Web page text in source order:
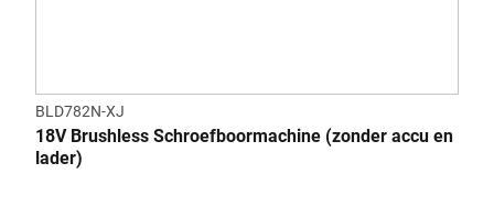
BLD782N-XJ
18V Brushless Schroefboormachine (zonder accu en
lader)